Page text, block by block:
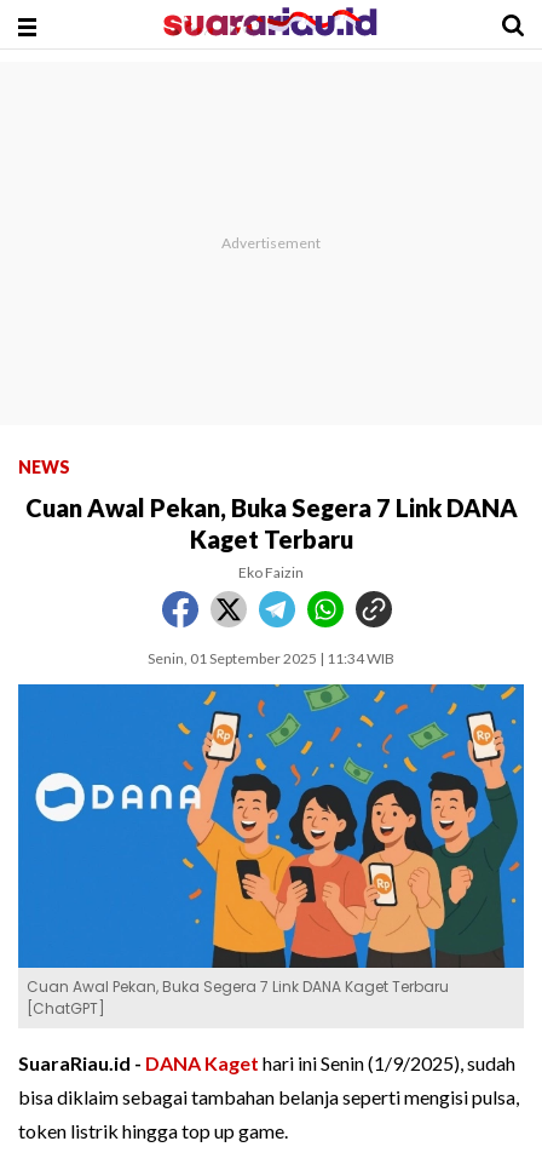
NEWS
Cuan Awal Pekan, Buka Segera 7 Link DANA
Kaget Terbaru
Eko Faizin
Senin, 01 September 2025 | 11:34 WIB
Cuan Awal Pekan, Buka Segera 7 Link DANA Kaget Terbaru
[ChatGPT]
SuaraRiau.id - DANA Kaget hari ini Senin (1/9/2025), sudah
bisa diklaim sebagai tambahan belanja seperti mengisi pulsa,
token listrik hingga top up game.